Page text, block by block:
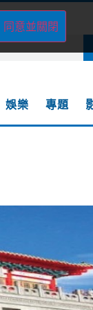
娛樂 專題
同意並關閉